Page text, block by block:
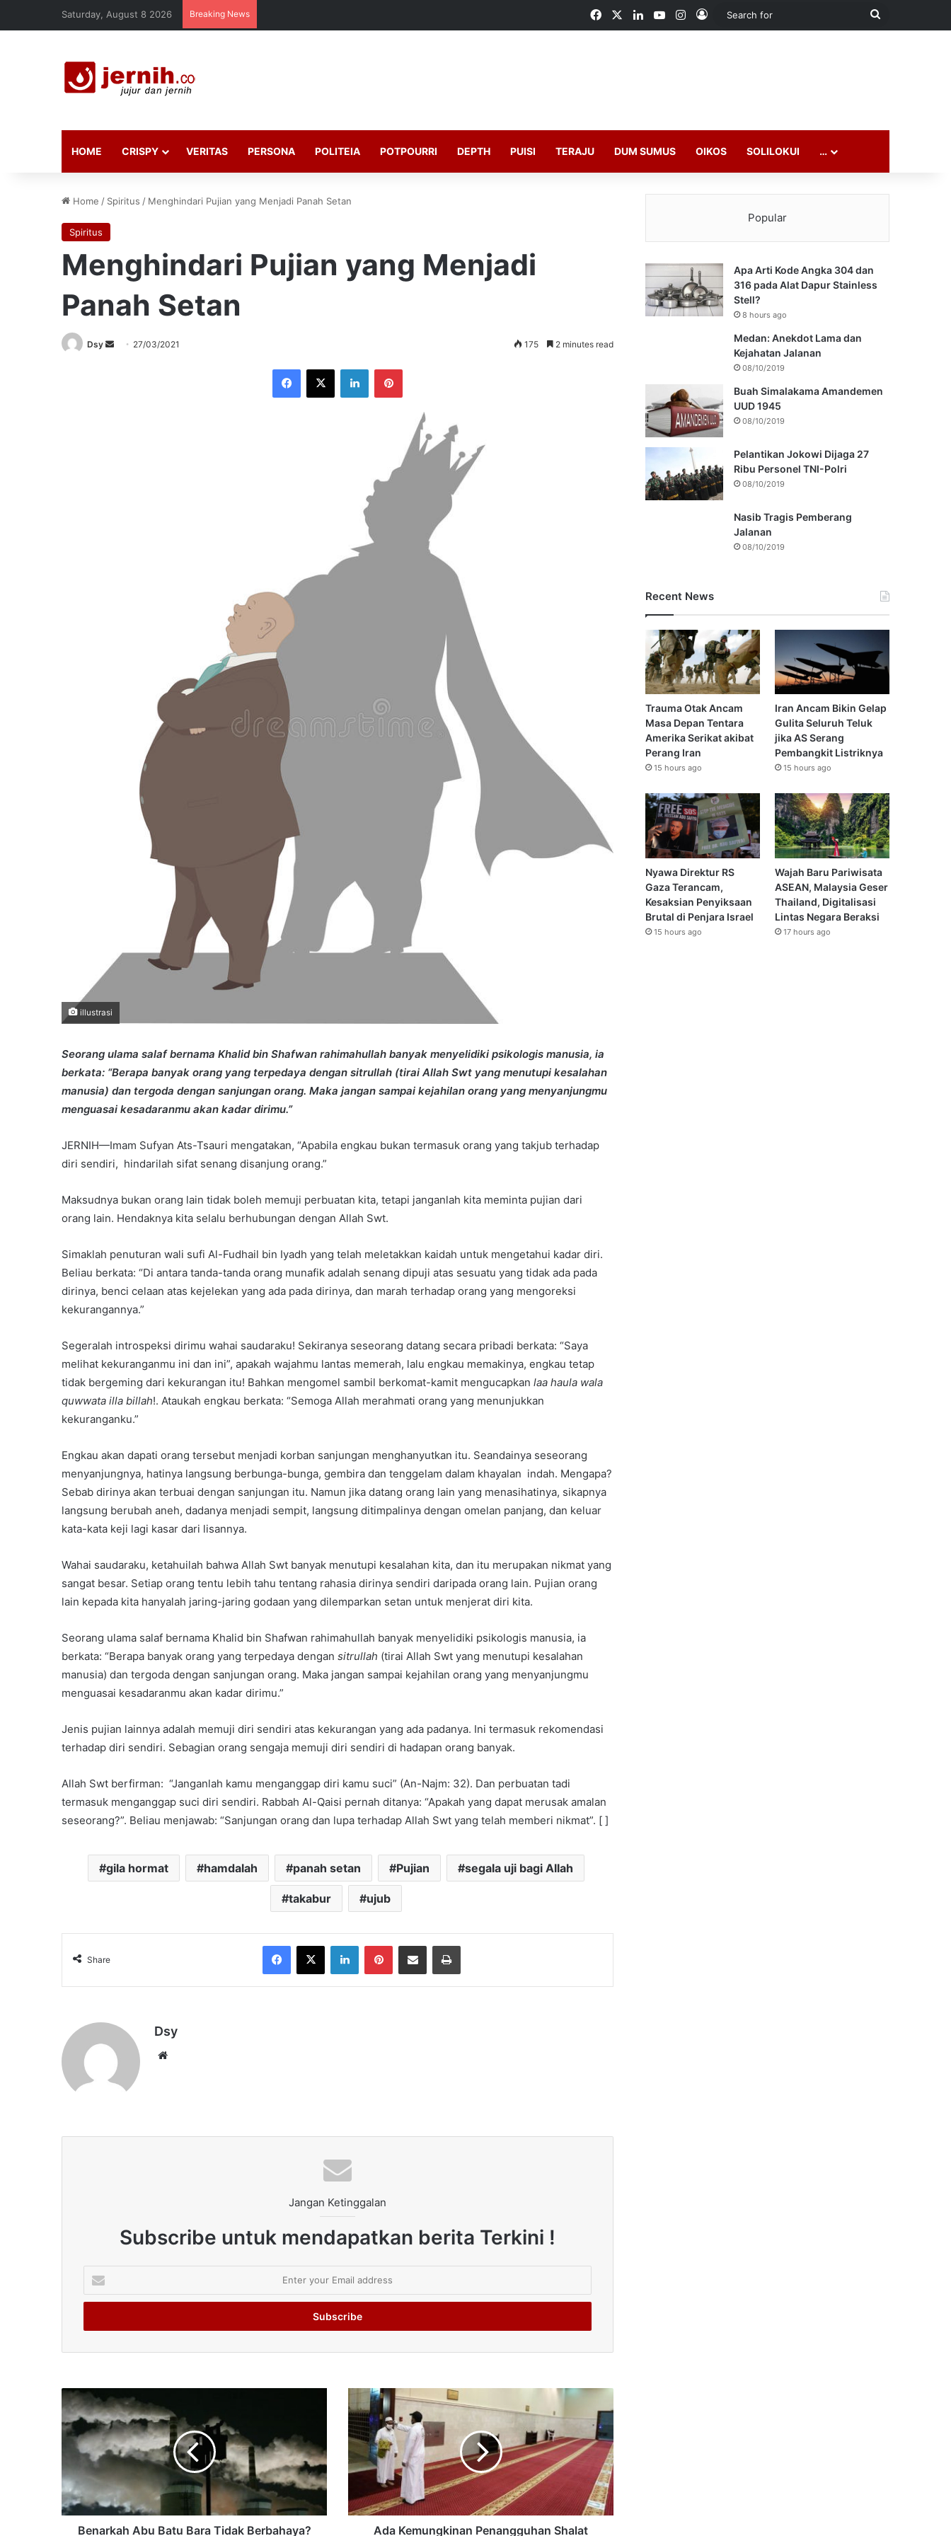
Saturday, August 8 2026 Breaking News FacebookLinkedInYouTubeInstagram
Log In
Search
HOME CRISPY VERITAS PERSONA POLITEIA POTPOURRI DEPTH PUISI TERAJU DUM SUMUS OIKOS SOLILOKUI …
Home / Spiritus / Menghindari Pujian yang Menjadi Panah Setan
Spiritus
Menghindari Pujian yang Menjadi
Panah Setan
Dsy
Send 27/03/2021 175 2 minutes read
Facebook
X LinkedInPinterest
illustrasi
Seorang ulama salaf bernama Khalid bin Shafwan rahimahullah banyak menyelidiki psikologis manusia, ia
berkata: “Berapa banyak orang yang terpedaya dengan sitrullah (tirai Allah Swt yang menutupi kesalahan
manusia) dan tergoda dengan sanjungan orang. Maka jangan sampai kejahilan orang yang menyanjungmu
menguasai kesadaranmu akan kadar dirimu.”
JERNIH—Imam Sufyan Ats-Tsauri mengatakan, “Apabila engkau bukan termasuk orang yang takjub terhadap
diri sendiri, hindarilah sifat senang disanjung orang.”
Maksudnya bukan orang lain tidak boleh memuji perbuatan kita, tetapi janganlah kita meminta pujian dari
orang lain. Hendaknya kita selalu berhubungan dengan Allah Swt.
Simaklah penuturan wali sufi Al-Fudhail bin Iyadh yang telah meletakkan kaidah untuk mengetahui kadar diri.
Beliau berkata: “Di antara tanda-tanda orang munafik adalah senang dipuji atas sesuatu yang tidak ada pada
dirinya, benci celaan atas kejelekan yang ada pada dirinya, dan marah terhadap orang yang mengoreksi
kekurangannya.”
Segeralah introspeksi dirimu wahai saudaraku! Sekiranya seseorang datang secara pribadi berkata: “Saya
melihat kekuranganmu ini dan ini”, apakah wajahmu lantas memerah, lalu engkau memakinya, engkau tetap
tidak bergeming dari kekurangan itu! Bahkan mengomel sambil berkomat-kamit mengucapkan laa haula wala
quwwata illa billah!. Ataukah engkau berkata: “Semoga Allah merahmati orang yang menunjukkan
kekuranganku.”
Engkau akan dapati orang tersebut menjadi korban sanjungan menghanyutkan itu. Seandainya seseorang
menyanjungnya, hatinya langsung berbunga-bunga, gembira dan tenggelam dalam khayalan indah. Mengapa?
Sebab dirinya akan terbuai dengan sanjungan itu. Namun jika datang orang lain yang menasihatinya, sikapnya
langsung berubah aneh, dadanya menjadi sempit, langsung ditimpalinya dengan omelan panjang, dan keluar
kata-kata keji lagi kasar dari lisannya.
Wahai saudaraku, ketahuilah bahwa Allah Swt banyak menutupi kesalahan kita, dan itu merupakan nikmat yang
sangat besar. Setiap orang tentu lebih tahu tentang rahasia dirinya sendiri daripada orang lain. Pujian orang
lain kepada kita hanyalah jaring-jaring godaan yang dilemparkan setan untuk menjerat diri kita.
Seorang ulama salaf bernama Khalid bin Shafwan rahimahullah banyak menyelidiki psikologis manusia, ia
berkata: “Berapa banyak orang yang terpedaya dengan sitrullah (tirai Allah Swt yang menutupi kesalahan
manusia) dan tergoda dengan sanjungan orang. Maka jangan sampai kejahilan orang yang menyanjungmu
menguasai kesadaranmu akan kadar dirimu.”
Jenis pujian lainnya adalah memuji diri sendiri atas kekurangan yang ada padanya. Ini termasuk rekomendasi
terhadap diri sendiri. Sebagian orang sengaja memuji diri sendiri di hadapan orang banyak.
Allah Swt berfirman: “Janganlah kamu menganggap diri kamu suci” (An-Najm: 32). Dan perbuatan tadi
termasuk menganggap suci diri sendiri. Rabbah Al-Qaisi pernah ditanya: “Apakah yang dapat merusak amalan
seseorang?”. Beliau menjawab: “Sanjungan orang dan lupa terhadap Allah Swt yang telah memberi nikmat”. [ ]
gila hormat hamdalah panah setan Pujian segala uji bagi Allah
takabur ujub
Share
Facebook
X LinkedInPinterestShare via Email Print
Dsy
Jangan Ketinggalan
Subscribe untuk mendapatkan berita Terkini !
your
Email
Benarkah Abu Batu Bara Tidak Berbahaya? Ada Kemungkinan Penangguhan Shalat
Popular
Apa Arti Kode Angka 304 dan
316 pada Alat Dapur Stainless
Stell?
8 hours ago
Medan: Anekdot Lama dan
Kejahatan Jalanan
08/10/2019
Buah Simalakama Amandemen
UUD 1945
08/10/2019
Pelantikan Jokowi Dijaga 27
Ribu Personel TNI-Polri
08/10/2019
Nasib Tragis Pemberang
Jalanan
08/10/2019
Recent News
Trauma Otak Ancam
Masa Depan Tentara
Amerika Serikat akibat
Perang Iran
15 hours ago
Iran Ancam Bikin Gelap
Gulita Seluruh Teluk
jika AS Serang
Pembangkit Listriknya
15 hours ago
Nyawa Direktur RS
Gaza Terancam,
Kesaksian Penyiksaan
Brutal di Penjara Israel
15 hours ago
Wajah Baru Pariwisata
ASEAN, Malaysia Geser
Thailand, Digitalisasi
Lintas Negara Beraksi
17 hours ago